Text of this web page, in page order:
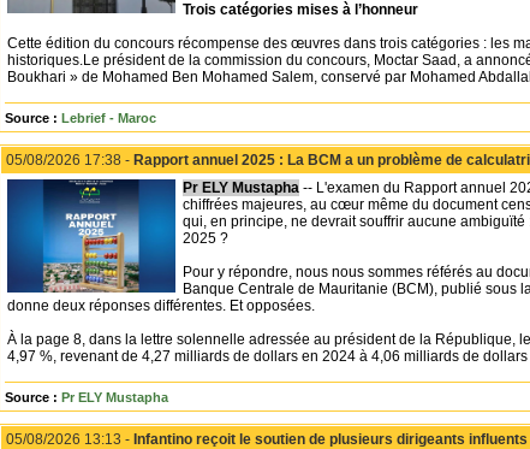
Trois catégories mises à l’honneur
Cette édition du concours récompense des œuvres dans trois catégories : les
historiques.Le président de la commission du concours, Moctar Saad, a
Boukhari » de Mohamed Ben Mohamed Salem, conservé par Mohamed
Source : Lebrief - Maroc
05/08/2026 17:38 - Rapport annuel 2025 : La BCM a un problème de
Pr ELY Mustapha -- L'examen du Rapport annuel
chiffrées majeures, au cœur même du document
qui, en principe, ne devrait souffrir aucune
2025 ?
Pour y répondre, nous nous sommes référés au
Banque Centrale de Mauritanie (BCM), publié sous
donne deux réponses différentes. Et opposées.
À la page 8, dans la lettre solennelle adressée au président de la République,
4,97 %, revenant de 4,27 milliards de dollars en 2024 à 4,06 milliards de
Source : Pr ELY Mustapha
05/08/2026 13:13 - Infantino reçoit le soutien de plusieurs dirigeants